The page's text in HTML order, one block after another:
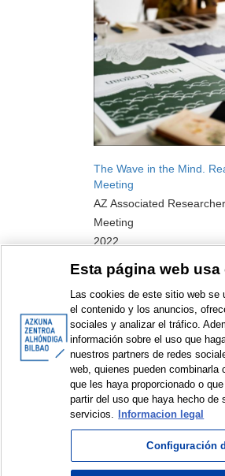
The Wave in the Mind.
Meeting
AZ Associated
Meeting
2022
< Items sorted by: 1 to
© Azkuna Zentroa - Alhóndiga Bilbao
Esta página web
Las cookies de este sitio web se
el contenido y los anuncios,
sociales y analizar el tráfico.
información sobre el uso que
nuestros partners de redes
web, quienes pueden combinarla
que les haya proporcionado o
partir del uso que haya hecho de
servicios.
Informacion legal
Configuración